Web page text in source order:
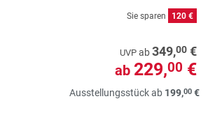
Sie sparen 120 €
UVP ab349,00 €
ab 229,00 €
Ausstellungsstück ab 199,00 €